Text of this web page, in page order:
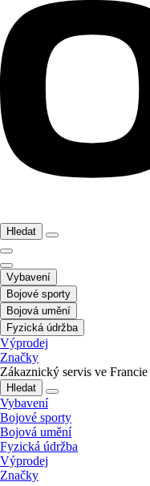
Hledat
Vybavení
Bojové sporty
Bojová umění
Fyzická údržba
Výprodej
Značky
Zákaznický servis ve Francie
Hledat
Vybavení
Bojové sporty
Bojová umění
Fyzická údržba
Výprodej
Značky